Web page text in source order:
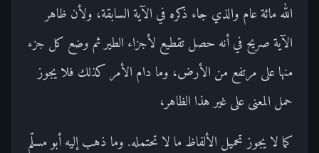
الله مائة عام والذي جاء ذكره في الآية السابقة، ولأن ظاهر
الآية صريح في أنه حصل تقطيع لأجزاء الطير ثم وضع كل جزء
منها على مرتفع من الأرض، وما دام الأمر كذلك فلا يجوز
حمل المعنى على غير هذا الظاهر،
كما لا يجوز تحميل الألفاظ ما لا تحتمله. وما ذهب إليه أبو مسلّم